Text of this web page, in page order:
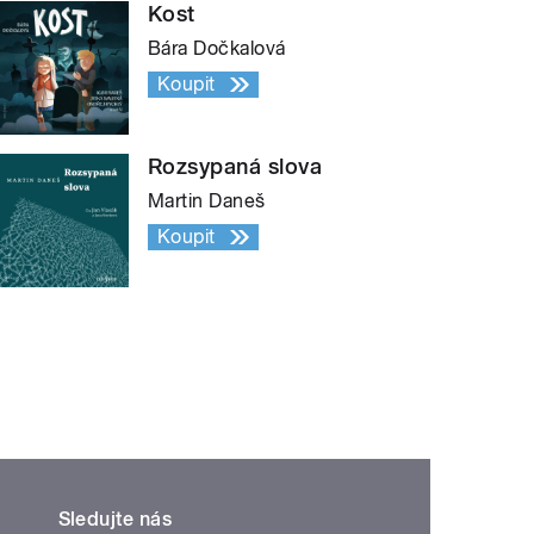
Kost
Bára Dočkalová
Koupit
Rozsypaná slova
Martin Daneš
Koupit
Sledujte nás